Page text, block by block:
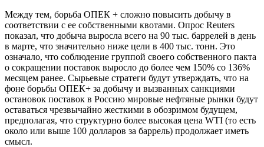
Между тем, борьба ОПЕК + сложно повысить добычу в
соответствии с ее собственными квотами. Опрос Reuters
показал, что добыча выросла всего на 90 тыс. баррелей в день
в марте, что значительно ниже цели в 400 тыс. тонн. Это
означало, что соблюдение группой своего собственного пакта
о сокращении поставок выросло до более чем 150% со 136%
месяцем ранее. Сырьевые стратеги будут утверждать, что на
фоне борьбы ОПЕК+ за добычу и вызванных санкциями
остановок поставок в Россию мировые нефтяные рынки будут
оставаться чрезвычайно жесткими в обозримом будущем,
предполагая, что структурно более высокая цена WTI (то есть
около или выше 100 долларов за баррель) продолжает иметь
смысл.